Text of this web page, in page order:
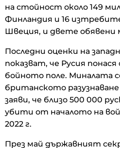
на стойност около 149
Финландия и 16
Швеция, и двете обявени
Последни оценки на
показват, че Русия
бойното поле. Миналата
британското
заяви, че близо 500 000
убити от началото на
2022 г.
През май държавният